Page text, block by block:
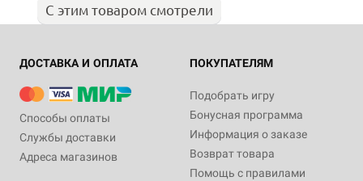
С этим товаром смотрели
ДОСТАВКА И ОПЛАТА
Способы оплаты
Службы доставки
Адреса магазинов
ПОКУПАТЕЛЯМ
Подобрать игру
Бонусная программа
Информация о заказе
Возврат товара
Помощь с правилами